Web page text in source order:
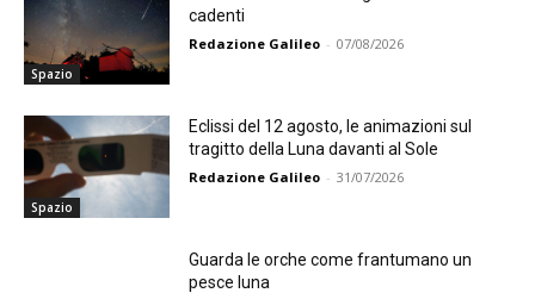
Spazio
cadenti
Redazione Galileo - 07/08/2026
Spazio
Eclissi del 12 agosto, le animazioni sul
tragitto della Luna davanti al Sole
Redazione Galileo - 31/07/2026
Guarda le orche come frantumano un
pesce luna